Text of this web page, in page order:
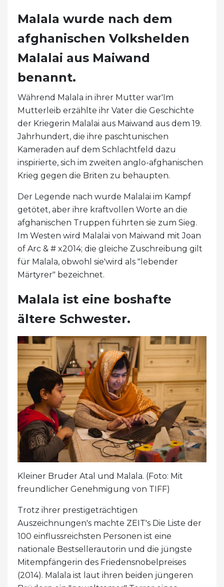
Malala wurde nach dem
afghanischen Volkshelden
Malalai aus Maiwand
benannt.
Während Malala in ihrer Mutter war'Im
Mutterleib erzählte ihr Vater die Geschichte
der Kriegerin Malalai aus Maiwand aus dem 19.
Jahrhundert, die ihre paschtunischen
Kameraden auf dem Schlachtfeld dazu
inspirierte, sich im zweiten anglo-afghanischen
Krieg gegen die Briten zu behaupten.
Der Legende nach wurde Malalai im Kampf
getötet, aber ihre kraftvollen Worte an die
afghanischen Truppen führten sie zum Sieg.
Im Westen wird Malalai von Maiwand mit Joan
of Arc & # x2014; die gleiche Zuschreibung gilt
für Malala, obwohl sie'wird als "lebender
Märtyrer" bezeichnet.
Malala ist eine boshafte
ältere Schwester.
Kleiner Bruder Atal und Malala. (Foto: Mit
freundlicher Genehmigung von TIFF)
Trotz ihrer prestigeträchtigen
Auszeichnungen's machte ZEIT's Die Liste der
100 einflussreichsten Personen ist eine
nationale Bestsellerautorin und die jüngste
Mitempfängerin des Friedensnobelpreises
(2014). Malala ist laut ihren beiden jüngeren